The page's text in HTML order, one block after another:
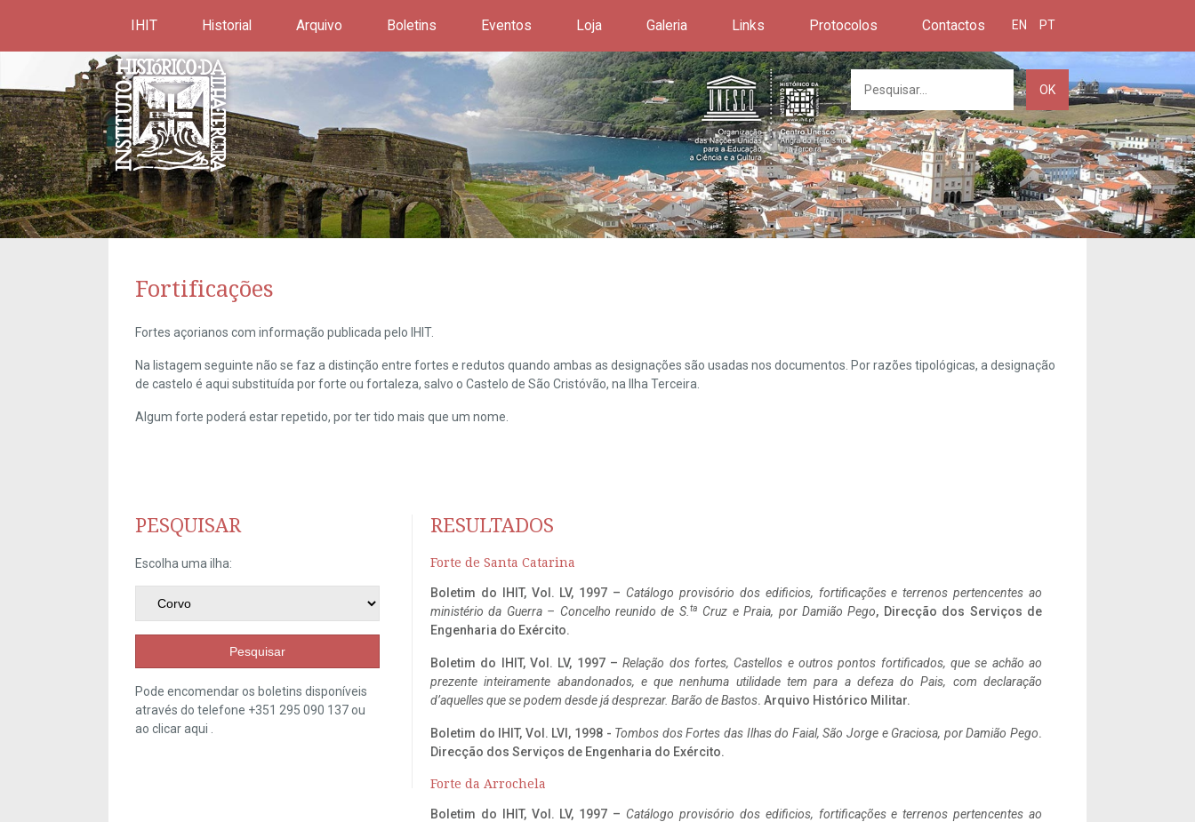
IHIT Historial Arquivo Boletins Eventos Loja Galeria Links Protocolos Contactos EN PT
OK
Fortificações
Fortes açorianos com informação publicada pelo IHIT.
Na listagem seguinte não se faz a distinção entre fortes e redutos quando ambas as designações são usadas nos documentos. Por razões tipológicas, a designação
de castelo é aqui substituída por forte ou fortaleza, salvo o Castelo de São Cristóvão, na Ilha Terceira.
Algum forte poderá estar repetido, por ter tido mais que um nome.
PESQUISAR
Escolha uma ilha:
Pesquisar
Pode encomendar os boletins disponíveis
através do telefone +351 295 090 137 ou
ao clicaraqui
RESULTADOS
Forte de Santa Catarina
Boletim do IHIT, Vol. LV, 1997 – Catálogo provisório dos edificios, fortificações e terrenos pertencentes ao
ministério da Guerra – Concelho reunido de S. ta Cruz e Praia, por Damião Pego, Direcção dos Serviços de
Engenharia do Exército.
Boletim do IHIT, Vol. LV, 1997 –Relação dos fortes, Castellos e outros pontos fortificados, que se achão ao
prezente inteiramente abandonados, e que nenhuma utilidade tem para a defeza do Pais, com declaração
d’aquelles que se podem desde já desprezar. Barão de Bastos. Arquivo Histórico Militar.
Boletim do IHIT, Vol. LVI, 1998 - Tombos dos Fortes das Ilhas do Faial, São Jorge e Graciosa, por Damião Pego.
Direcção dos Serviços de Engenharia do Exército.
Forte da Arrochela
Boletim do IHIT, Vol. LV, 1997 – Catálogo provisório dos edificios, fortificações e terrenos pertencentes ao